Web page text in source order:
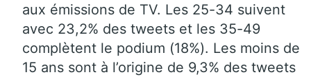
aux émissions de TV. Les 25-34 suivent
avec 23,2% des tweets et les 35-49
complètent le podium (18%). Les moins de
15 ans sont à l’origine de 9,3% des tweets